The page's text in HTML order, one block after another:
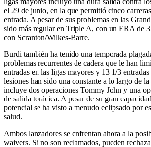
el 29 de junio, en la que permitió cinco
entrada. A pesar de sus problemas en las
sido más regular en Triple A, con un ERA de
con Scranton/Wilkes-Barre.
Burdi también ha tenido una temporada
problemas recurrentes de cadera que le han
entradas en las ligas mayores y 13 1/3
lesiones han sido una constante a lo largo de
incluye dos operaciones Tommy John y una
de salida torácica. A pesar de su gran
potencial se ha visto a menudo eclipsado por
salud.
Ambos lanzadores se enfrentan ahora a la
waivers. Si no son reclamados, pueden